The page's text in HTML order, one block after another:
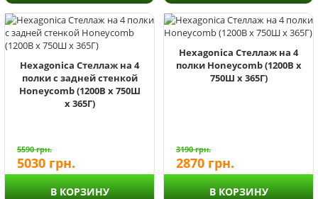
Hexagonica Стеллаж на 4
полки с задней стенкой
Honeycomb (1200В х 750Ш
х 365Г)
5590грн.
5030 грн.
В КОРЗИНУ
Hexagonica Стеллаж на 4
полки Honeycomb (1200В х
750Ш х 365Г)
3190грн.
2870 грн.
В КОРЗИНУ